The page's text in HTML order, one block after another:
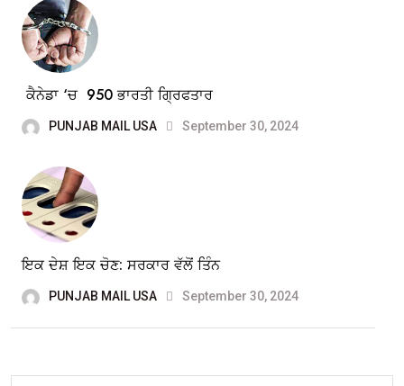
ਕੈਨੇਡਾ ‘ਚ 950 ਭਾਰਤੀ ਗ੍ਰਿਫਤਾਰ
PUNJAB MAIL USA September 30, 2024
ਇਕ ਦੇਸ਼ ਇਕ ਚੋਣ: ਸਰਕਾਰ ਵੱਲੋਂ ਤਿੰਨ
PUNJAB MAIL USA September 30, 2024